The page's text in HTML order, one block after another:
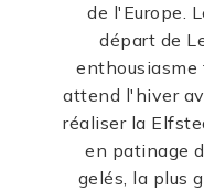
de l'Europe.
départ de
enthousiasme
attend l'hiver
réaliser la
en patinage
gelés, la plus